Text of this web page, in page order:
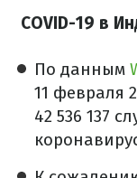
COVID-19 в
По данным
11 февраля
42 536 137